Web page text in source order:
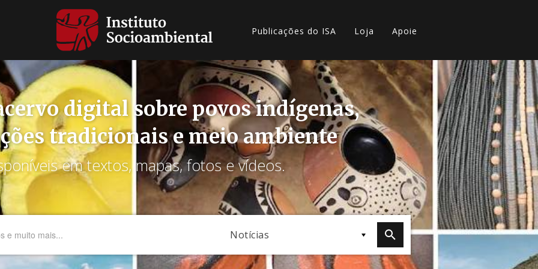
Publicações do ISA Loja Apoie
digital sobre povos indígenas,
tradicionais e meio ambiente
em textos, mapas, fotos e vídeos.
Notícias